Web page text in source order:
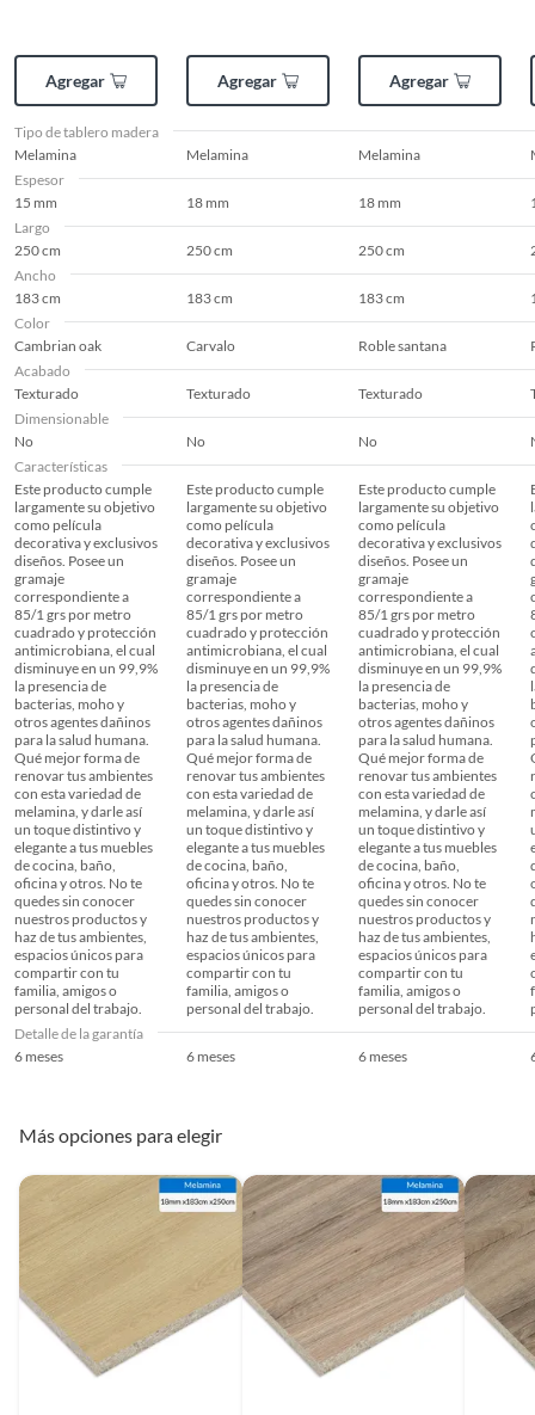
oficina y otros. No te quedes
sin conocer nuestros
productos y haz de tus
ambientes, espacios únicos
para compartir con tu familia,
Dimensiones 183 cm x 15 mm x 250 cm
Agregar Agregar Agregar
Tipo de tablero madera
Melamina
Melamina Melamina
Espesor
15 mm
18 mm 18 mm
Largo
250 cm
250 cm 250 cm
Ancho
183 cm
183 cm 183 cm
Color
Cambrian oak
Carvalo Roble santana
Acabado
Texturado
Texturado Texturado
Dimensionable
No
No No
Características
Este producto cumple
largamente su objetivo
como película
decorativa y exclusivos
diseños. Posee un
gramaje
correspondiente a
85/1 grs por metro
cuadrado y protección
antimicrobiana, el cual
disminuye en un 99,9%
la presencia de
bacterias, moho y
otros agentes dañinos
para la salud humana.
Qué mejor forma de
renovar tus ambientes
con esta variedad de
melamina, y darle así
un toque distintivo y
elegante a tus muebles
de cocina, baño,
oficina y otros. No te
quedes sin conocer
nuestros productos y
haz de tus ambientes,
espacios únicos para
compartir con tu
familia, amigos o
personal del trabajo.
Este producto cumple
largamente su objetivo
como película
decorativa y exclusivos
diseños. Posee un
gramaje
correspondiente a
85/1 grs por metro
cuadrado y protección
antimicrobiana, el cual
disminuye en un 99,9%
la presencia de
bacterias, moho y
otros agentes dañinos
para la salud humana.
Qué mejor forma de
renovar tus ambientes
con esta variedad de
melamina, y darle así
un toque distintivo y
elegante a tus muebles
de cocina, baño,
oficina y otros. No te
quedes sin conocer
nuestros productos y
haz de tus ambientes,
espacios únicos para
compartir con tu
familia, amigos o
personal del trabajo.
Este producto cumple
largamente su objetivo
como película
decorativa y exclusivos
diseños. Posee un
gramaje
correspondiente a
85/1 grs por metro
cuadrado y protección
antimicrobiana, el cual
disminuye en un 99,9%
la presencia de
bacterias, moho y
otros agentes dañinos
para la salud humana.
Qué mejor forma de
renovar tus ambientes
con esta variedad de
melamina, y darle así
un toque distintivo y
elegante a tus muebles
de cocina, baño,
oficina y otros. No te
quedes sin conocer
nuestros productos y
haz de tus ambientes,
espacios únicos para
compartir con tu
familia, amigos o
personal del trabajo.
Detalle de la garantía
6 meses
6 meses 6 meses
Más opciones para elegir